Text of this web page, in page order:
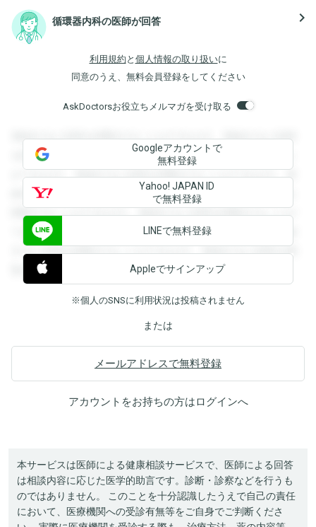
循環器内科の医師が回答 navigate_next
利用規約 と 個人情報の取り扱いに
同意のうえ、無料会員登録をしてください
AskDoctorsお役立ちメルマガを受け取る
登録すると回答を閲覧することができます。登録すると回答
を閲覧することができます。登録すると回答を閲覧すること
ができます。登録すると回答を閲覧することができます。登
録すると回答を閲覧することができます。登録すると回答を
閲覧することができます。登録すると回答を閲覧することが
できます。登録すると回答を閲覧することができます。登録
すると回答を閲覧することができます。登録すると回答を閲
覧することができます。
Googleアカウントで
無料登録
Yahoo! JAPAN ID
で無料登録
LINEで無料登録
Appleでサインアップ
※個人のSNSに利用状況は投稿されません
または
メールアドレスで無料登録
アカウントをお持ちの方はログインへ
本サービスは医師による健康相談サービスで、医師による回答
は相談内容に応じた医学的助言です。診断・診察などを行うも
のではありません。 このことを十分認識したうえで自己の責任
において、医療機関への受診有無等をご自身でご判断くださ